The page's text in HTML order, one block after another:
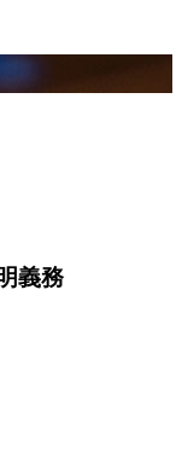
義務